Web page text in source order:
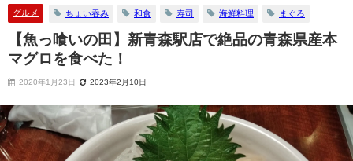
グルメ ちょい吞み 和食 寿司 海鮮料理 まぐろ
【魚っ喰いの田】新青森駅店で絶品の青森県産本
マグロを食べた！
2020年1月23日 2023年2月10日